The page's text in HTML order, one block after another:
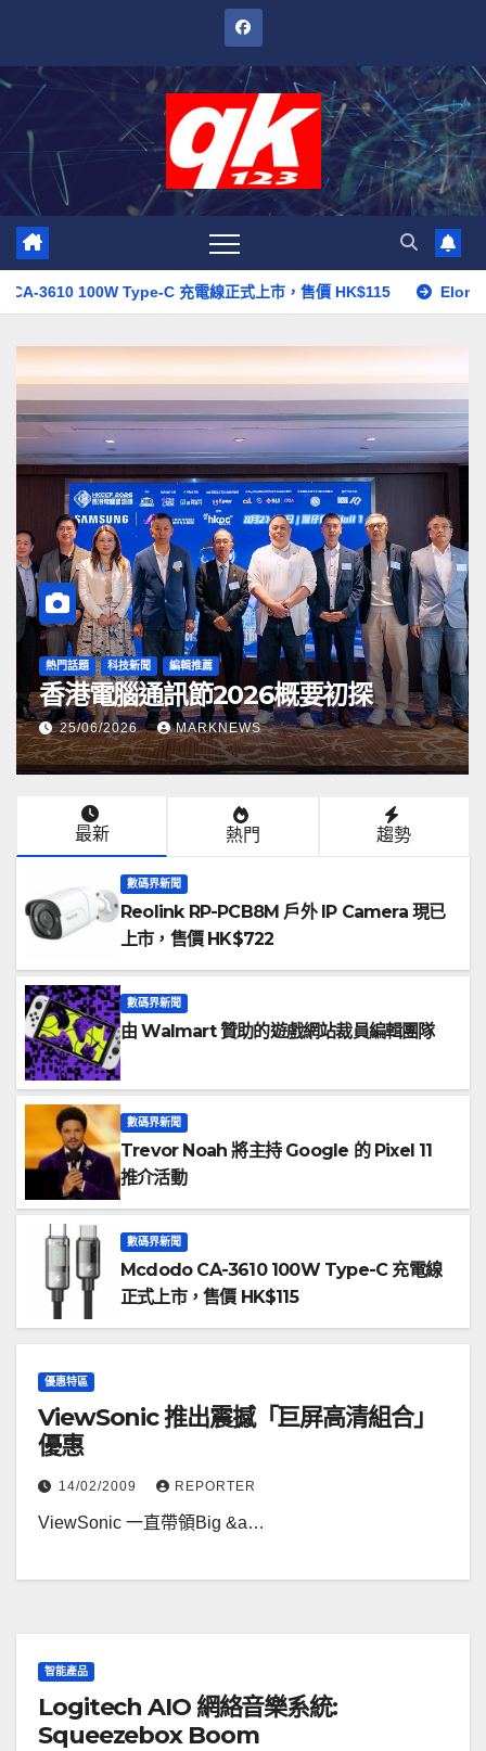
內
100W Type-C 充電線正式上市，售價 HK$115 Elon Musk 的
歸
喇叭耳機收音咪及組合 編輯推薦
DJI Mic Mini 2S 全新登場：專
你無線麥克風
07/07/2026 MARKNEWS
最新 熱門 趨勢
數碼界新聞
Reolink RP-PCB8M 戶外 IP Camera 現已
上市，售價 HK$722
數碼界新聞
由 Walmart 贊助的遊戲網站裁員編輯團隊
數碼界新聞
Trevor Noah 將主持 Google 的 Pixel 11
推介活動
數碼界新聞
Mcdodo CA-3610 100W Type-C 充電線
正式上市，售價 HK$115
優惠特區
ViewSonic 推出震撼「巨屏高清組合」
優惠
14/02/2009 REPORTER
ViewSonic 一直帶領Big &a…
智能產品
Logitech AIO 網絡音樂系統:
Squeezebox Boom